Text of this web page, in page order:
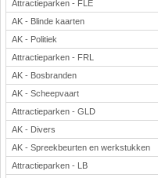
Attractieparken - FLE
AK - Blinde kaarten
AK - Politiek
Attractieparken - FRL
AK - Bosbranden
AK - Scheepvaart
Attractieparken - GLD
AK - Divers
AK - Spreekbeurten en werkstukken
Attractieparken - LB